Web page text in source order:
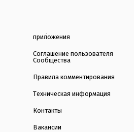
приложения
Соглашение пользователя
Сообщества
Правила комментирования
Техническая информация
Контакты
Вакансии